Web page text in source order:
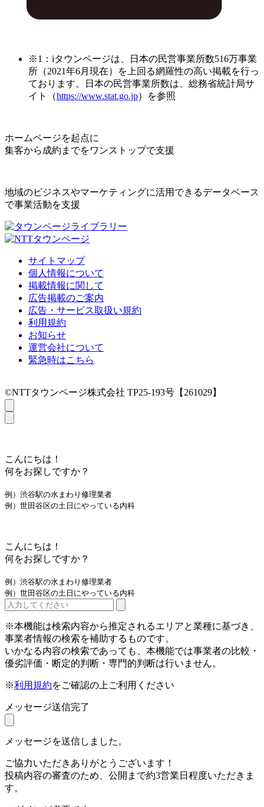
※1：iタウンページは、日本の民営事業所数516万事業
所（2021年6月現在）を上回る網羅性の高い掲載を行っ
ております。日本の民営事業所数は、総務省統計局サ
イト（https://www.stat.go.jp）を参照
ホームページを起点に
集客から成約までをワンストップで支援
地域のビジネスやマーケティングに活用できるデータベース
で事業活動を支援
サイトマップ
個人情報について
掲載情報に関して
広告掲載のご案内
広告・サービス取扱い規約
利用規約
お知らせ
運営会社について
緊急時はこちら
©NTTタウンページ株式会社 TP25-193号【261029】
こんにちは！
何をお探しですか？
例）渋谷駅の水まわり修理業者
例）世田谷区の土日にやっている内科
こんにちは！
何をお探しですか？
例）渋谷駅の水まわり修理業者
例）世田谷区の土日にやっている内科
※本機能は検索内容から推定されるエリアと業種に基づき、
事業者情報の検索を補助するものです。
いかなる内容の検索であっても、本機能では事業者の比較・
優劣評価・断定的判断・専門的判断は行いません。
※利用規約をご確認の上ご利用ください
メッセージ送信完了
メッセージを送信しました。
ご協力いただきありがとうございます！
投稿内容の審査のため、公開まで約3営業日程度いただきま
す。